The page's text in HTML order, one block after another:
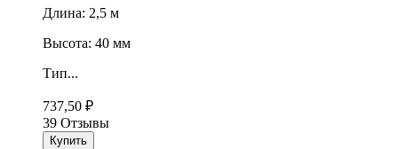
Длина: 2,5 м
Высота: 40 мм
Тип...
737,50 ₽
39 Отзывы